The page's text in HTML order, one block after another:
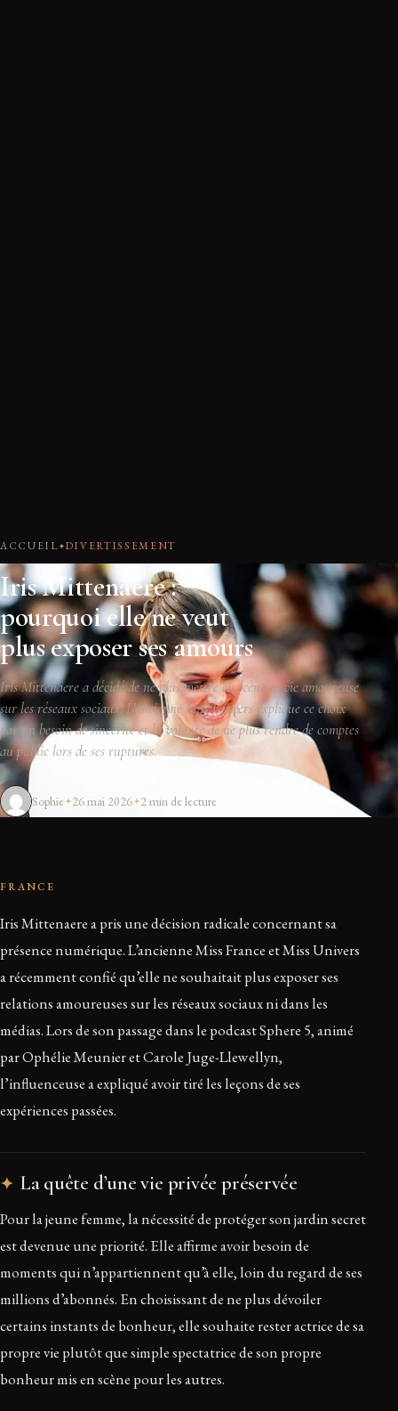
ACCUEIL DIVERTISSEMENT
Iris Mittenaere :
pourquoi elle ne veut
plus exposer ses amours
Iris Mittenaere a décidé de ne plus mettre en scène sa vie amoureuse
sur les réseaux sociaux. L'ancienne Miss Univers explique ce choix
par un besoin de sincérité et la volonté de ne plus rendre de comptes
au public lors de ses ruptures.
Sophie 26 mai 2026 2 min de lecture
FRANCE
Iris Mittenaere a pris une décision radicale concernant sa
présence numérique. L’ancienne Miss France et Miss Univers
a récemment confié qu’elle ne souhaitait plus exposer ses
relations amoureuses sur les réseaux sociaux ni dans les
médias. Lors de son passage dans le podcast Sphere 5, animé
par Ophélie Meunier et Carole Juge-Llewellyn,
l’influenceuse a expliqué avoir tiré les leçons de ses
expériences passées.
La quête d’une vie privée préservée
Pour la jeune femme, la nécessité de protéger son jardin secret
est devenue une priorité. Elle affirme avoir besoin de
moments qui n’appartiennent qu’à elle, loin du regard de ses
millions d’abonnés. En choisissant de ne plus dévoiler
certains instants de bonheur, elle souhaite rester actrice de sa
propre vie plutôt que simple spectatrice de son propre
bonheur mis en scène pour les autres.